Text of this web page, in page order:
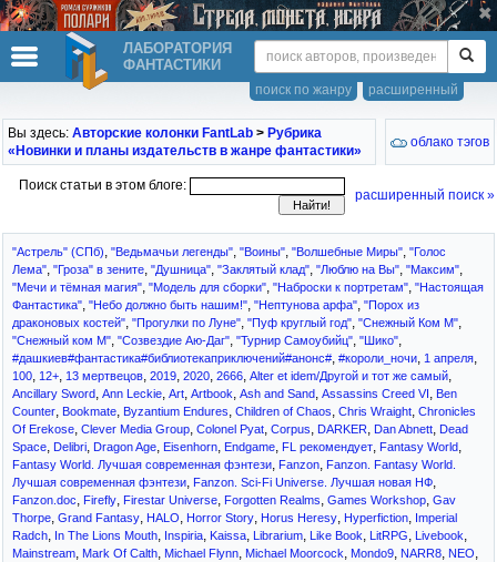
ЛАБОРАТОРИЯ
ФАНТАСТИКИ
расширенный
поиск по жанру
Вы здесь: Авторские колонки FantLab > Рубрика
«Новинки и планы издательств в жанре фантастики»
облако тэгов
Поиск статьи в этом блоге:
расширенный поиск »
"Астрель" (СПб), "Ведьмачьи легенды", "Воины", "Волшебные Миры", "Голос
Лема", "Гроза" в зените, "Душница", "Заклятый клад", "Люблю на Вы", "Максим",
"Мечи и тёмная магия", "Модель для сборки", "Наброски к портретам", "Настоящая
Фантастика", "Небо должно быть нашим!", "Нептунова арфа", "Порох из
драконовых костей", "Прогулки по Луне", "Пуф круглый год", "Снежный Ком М",
"Снежный ком М", "Созвездие Аю-Даг", "Турнир Самоубийц", "Шико",
#дашкиев#фантастика#библиотекаприключений#анонс#, #короли_ночи, 1 апреля,
100, 12+, 13 мертвецов, 2019, 2020, 2666, Alter et idem/Другой и тот же самый,
Ancillary Sword, Ann Leckie, Art, Artbook, Ash and Sand, Assassins Creed VI, Ben
Counter, Bookmate, Byzantium Endures, Children of Chaos, Chris Wraight, Chronicles
Of Erekose, Clever Media Group, Colonel Pyat, Corpus, DARKER, Dan Abnett, Dead
Space, Delibri, Dragon Age, Eisenhorn, Endgame, FL рекомендует, Fantasy World,
Fantasy World. Лучшая современная фэнтези, Fanzon, Fanzon. Fantasy World.
Лучшая современная фэнтези, Fanzon. Sci-Fi Universe. Лучшая новая НФ,
Fanzon.doc, Firefly, Firestar Universe, Forgotten Realms, Games Workshop, Gav
Thorpe, Grand Fantasy, HALO, Horror Story, Horus Heresy, Hyperfiction, Imperial
Radch, In The Lions Mouth, Inspiria, Kaissa, Librarium, Like Book, LitRPG, Livebook,
Mainstream, Mark Of Calth, Michael Flynn, Michael Moorcock, Mondo9, NARR8, NEO,